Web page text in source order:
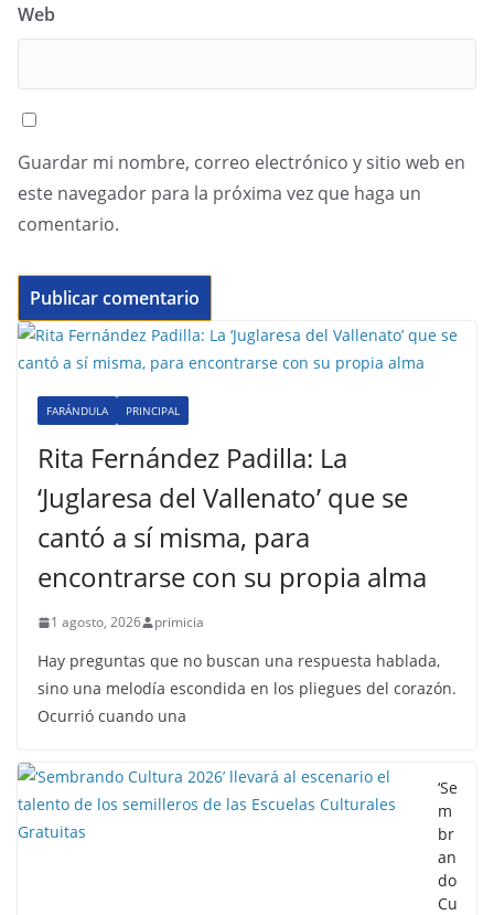
Web
Guardar mi nombre, correo electrónico y sitio web en
este navegador para la próxima vez que haga un
comentario.
FARÁNDULA PRINCIPAL
Rita Fernández Padilla: La
‘Juglaresa del Vallenato’ que se
cantó a sí misma, para
encontrarse con su propia alma
1 agosto, 2026 primicia
Hay preguntas que no buscan una respuesta hablada,
sino una melodía escondida en los pliegues del corazón.
Ocurrió cuando una
‘Se
m
br
an
do
Cu